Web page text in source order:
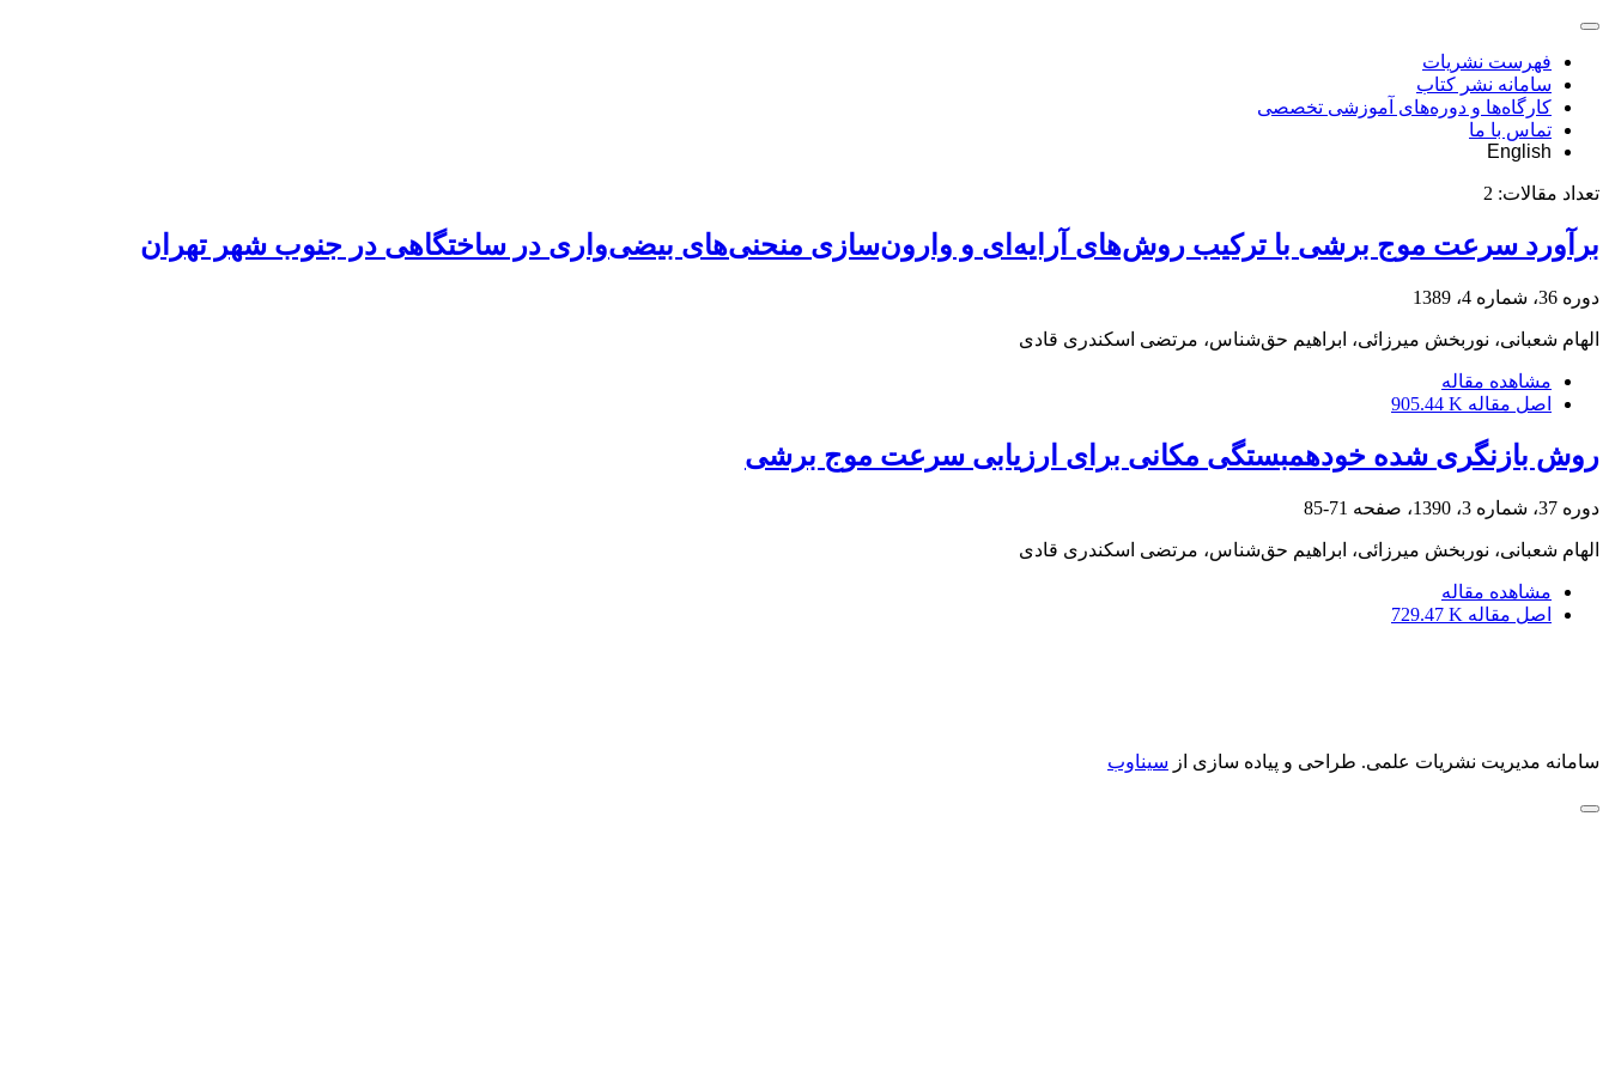
فهرست نشریات
سامانه نشر کتاب
کارگاه‌ها و دوره‌های آموزشی تخصصی
تماس با ما
English
تعداد مقالات: 2
برآورد سرعت موج برشی با ترکیب روش‌های آرایه‌ای و وارون‌سازی منحنی‌های بیضی‌واری در ساختگاهی در جنوب شهر تهران
دوره 36، شماره 4، 1389
الهام شعبانی، نوربخش میرزائی، ابراهیم حق‌شناس، مرتضی اسکندری قادی
مشاهده مقاله
اصل مقاله 905.44 K
روش بازنگری شده خودهمبستگی مکانی برای ارزیابی سرعت موج برشی
دوره 37، شماره 3، 1390، صفحه 71-85
الهام شعبانی، نوربخش میرزائی، ابراهیم حق‌شناس، مرتضی اسکندری قادی
مشاهده مقاله
اصل مقاله 729.47 K
سامانه مدیریت نشریات علمی. طراحی و پیاده سازی از سیناوب